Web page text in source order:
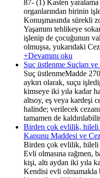
87- (1) Kasten
organlarından birinin
Konuşmasında sürekli
Yaşamını tehlikeye
işlenip de çocuğunun
olmuşsa, yukarıdaki
+Devamını oku
Suç üstlenme Suçları
Suç üstlenmeMadde
aykırı olarak, suçu
kimseye iki yıla kadar
altsoy, eş veya kardeşi
halinde; verilecek
tamamen de
Birden çok evlilik, hileli
Kanunu Maddesi ve
Birden çok evlilik, hileli
Evli olmasına rağmen,
kişi, altı aydan iki yıla
Kendisi evli